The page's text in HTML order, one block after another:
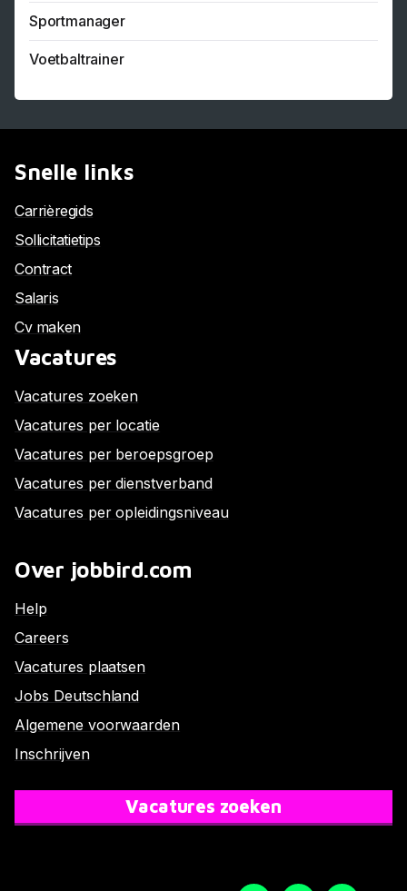
Sportmanager
Voetbaltrainer
Snelle links
Carrièregids
Sollicitatietips
Contract
Salaris
Cv maken
Vacatures
Vacatures zoeken
Vacatures per locatie
Vacatures per beroepsgroep
Vacatures per dienstverband
Vacatures per opleidingsniveau
Over jobbird.com
Help
Careers
Vacatures plaatsen
Jobs Deutschland
Algemene voorwaarden
Inschrijven
Vacatures zoeken